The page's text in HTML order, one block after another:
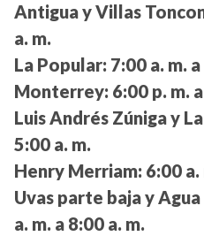
Antigua y Villas
a. m.
La Popular: 7:00 a. m.
Monterrey: 6:00 p. m.
Luis Andrés Zúniga y
5:00 a. m.
Henry Merriam: 6:00 a.
Uvas parte baja y
a. m. a 8:00 a. m.